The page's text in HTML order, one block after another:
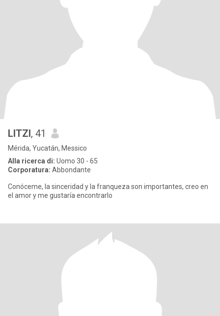
LITZI, 41
Mérida, Yucatán, Messico
Alla ricerca di: Uomo 30 - 65
Corporatura: Abbondante
Conóceme, la sinceridad y la franqueza son importantes, creo en
el amor y me gustaría encontrarlo